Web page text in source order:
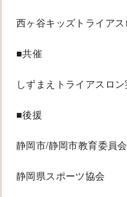
西ヶ谷キッズトライア
■共催
しずまえトライアスロ
■後援
静岡市/静岡市教育委員会
静岡県スポーツ協会